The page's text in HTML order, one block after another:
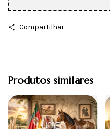
Compartilhar
Produtos similares